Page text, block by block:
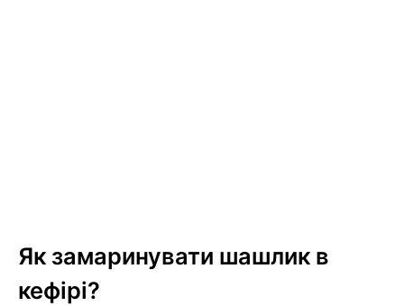
Як замаринувати шашлик в
кефірі?